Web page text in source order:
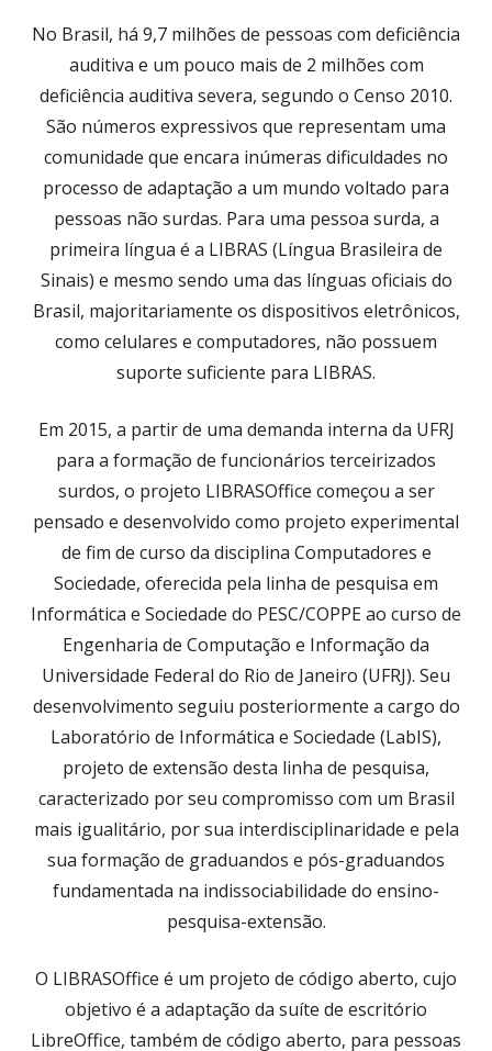
No Brasil, há 9,7 milhões de pessoas com deficiência
auditiva e um pouco mais de 2 milhões com
deficiência auditiva severa, segundo o Censo 2010.
São números expressivos que representam uma
comunidade que encara inúmeras dificuldades no
processo de adaptação a um mundo voltado para
pessoas não surdas. Para uma pessoa surda, a
primeira língua é a LIBRAS (Língua Brasileira de
Sinais) e mesmo sendo uma das línguas oficiais do
Brasil, majoritariamente os dispositivos eletrônicos,
como celulares e computadores, não possuem
suporte suficiente para LIBRAS.
Em 2015, a partir de uma demanda interna da UFRJ
para a formação de funcionários terceirizados
surdos, o projeto LIBRASOffice começou a ser
pensado e desenvolvido como projeto experimental
de fim de curso da disciplina Computadores e
Sociedade, oferecida pela linha de pesquisa em
Informática e Sociedade do PESC/COPPE ao curso de
Engenharia de Computação e Informação da
Universidade Federal do Rio de Janeiro (UFRJ). Seu
desenvolvimento seguiu posteriormente a cargo do
Laboratório de Informática e Sociedade (LabIS),
projeto de extensão desta linha de pesquisa,
caracterizado por seu compromisso com um Brasil
mais igualitário, por sua interdisciplinaridade e pela
sua formação de graduandos e pós-graduandos
fundamentada na indissociabilidade do ensino-
pesquisa-extensão.
O LIBRASOffice é um projeto de código aberto, cujo
objetivo é a adaptação da suíte de escritório
LibreOffice, também de código aberto, para pessoas